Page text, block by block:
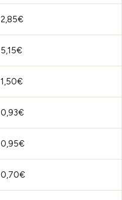
2,85€
5,15€
1,50€
0,93€
0,95€
0,70€